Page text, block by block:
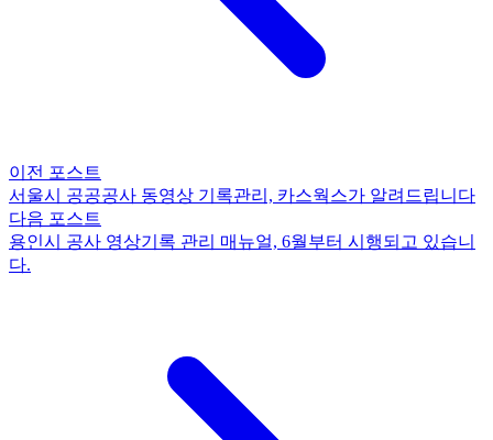
이전 포스트
서울시 공공공사 동영상 기록관리, 카스웍스가 알려드립니다
다음 포스트
용인시 공사 영상기록 관리 매뉴얼, 6월부터 시행되고 있습니
다.